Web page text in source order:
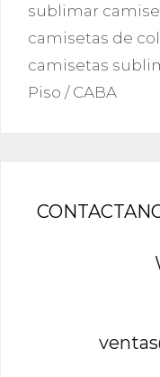
sublimar
camisetas de
camisetas
Piso / CABA